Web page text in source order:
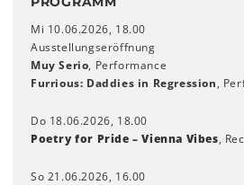
Mi 10.06.2026, 18.00
Ausstellungseröffnung
Muy Serio, Performance
Furrious: Daddies in Regression,
Do 18.06.2026, 18.00
Poetry for Pride – Vienna Vibes,
So 21.06.2026, 16.00